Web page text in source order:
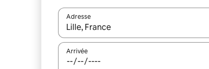
Adresse
Lorsque les résultats s'affichent, utilisez
Arrivée